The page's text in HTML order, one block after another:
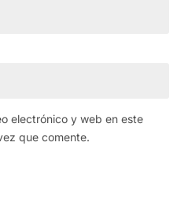
electrónico y web en este
que comente.